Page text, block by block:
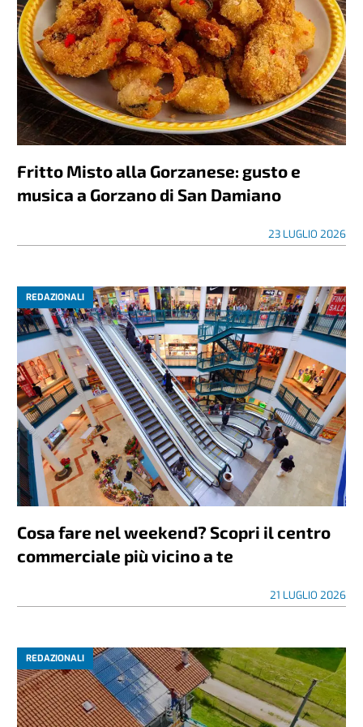
Fritto Misto alla Gorzanese: gusto e
musica a Gorzano di San Damiano
23 LUGLIO 2026
REDAZIONALI
Cosa fare nel weekend? Scopri il centro
commerciale più vicino a te
21 LUGLIO 2026
REDAZIONALI